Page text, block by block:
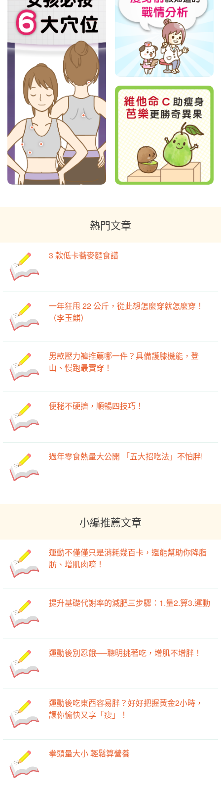
熱門文章
3 款低卡蕎麥麵食譜
一年狂甩 22 公斤，從此想怎麼穿就怎麼穿！
（李玉麒）
男款壓力褲推薦哪一件？具備護膝機能，登
山、慢跑最實穿！
便秘不硬擠，順暢四技巧！
過年零食熱量大公開 「五大招吃法」不怕胖!
小編推薦文章
運動不僅僅只是消耗幾百卡，還能幫助你降脂
肪、增肌肉唷！
提升基礎代謝率的減肥三步驟：1.量2.算3.運動
運動後別忍餓──聰明挑著吃，增肌不增胖！
運動後吃東西容易胖？好好把握黃金2小時，
讓你愉快又享「瘦」！
拳頭量大小 輕鬆算營養